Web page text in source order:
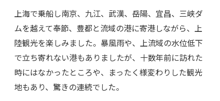
上海で乗船し南京、九江、武漢、岳陽、宜昌、三峡ダ
ムを越えて奉節、豊都と流域の港に寄港しながら、上
陸観光を楽しみました。暴風雨や、上流域の水位低下
で立ち寄れない港もありましたが、十数年前に訪れた
時にはなかったところや、まったく様変わりした観光
地もあり、驚きの連続でした。